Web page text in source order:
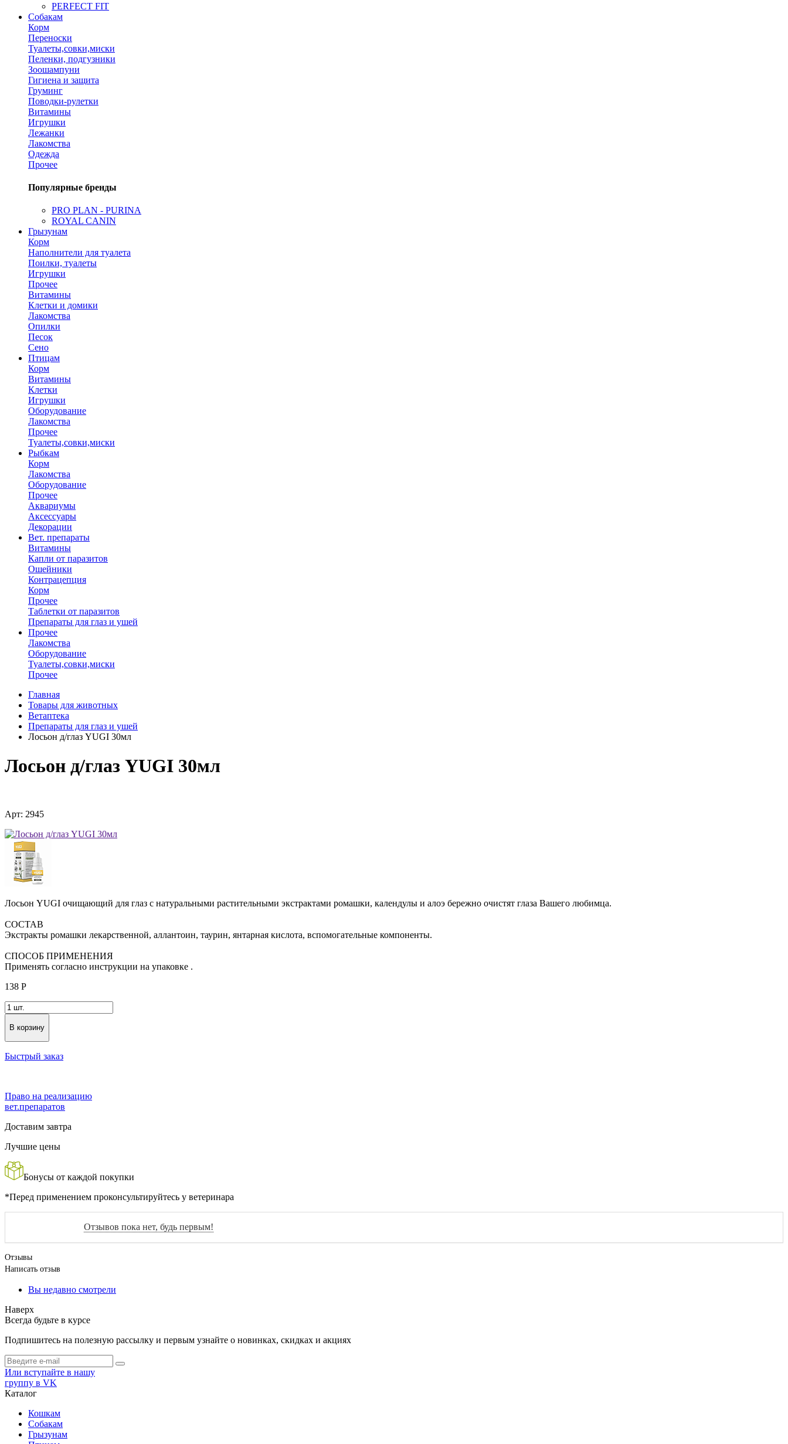
PERFECT FIT
Собакам
Корм
Переноски
Туалеты,совки,миски
Пеленки, подгузники
Зоошампуни
Гигиена и защита
Груминг
Поводки-рулетки
Витамины
Игрушки
Лежанки
Лакомства
Одежда
Прочее
Популярные бренды
PRO PLAN - PURINA
ROYAL CANIN
Грызунам
Корм
Наполнители для туалета
Поилки, туалеты
Игрушки
Прочее
Витамины
Клетки и домики
Лакомства
Опилки
Песок
Сено
Птицам
Корм
Витамины
Клетки
Игрушки
Оборудование
Лакомства
Прочее
Туалеты,совки,миски
Рыбкам
Корм
Лакомства
Оборудование
Прочее
Аквариумы
Аксессуары
Декорации
Вет. препараты
Витамины
Капли от паразитов
Ошейники
Контрацепция
Корм
Прочее
Таблетки от паразитов
Препараты для глаз и ушей
Прочее
Лакомства
Оборудование
Туалеты,совки,миски
Прочее
Главная
Товары для животных
Ветаптека
Препараты для глаз и ушей
Лосьон д/глаз YUGI 30мл
Лосьон д/глаз YUGI 30мл
Арт: 2945
Лосьон YUGI очищающий для глаз с натуральными растительными экстрактами ромашки, календулы и алоэ бережно очистят глаза Вашего любимца.
СОСТАВ
Экстракты ромашки лекарственной, аллантоин, таурин, янтарная кислота, вспомогательные компоненты.
СПОСОБ ПРИМЕНЕНИЯ
Применять согласно инструкции на упаковке .
138 Р
В корзину
Быстрый заказ
Право на реализацию
вет.препаратов
Доставим завтра
Лучшие цены
Бонусы от каждой покупки
*Перед применением проконсультируйтесь у ветеринара
Отзывов пока нет, будь первым!
Отзывы
Написать отзыв
Вы недавно смотрели
Наверх
Всегда будьте в курсе
Подпишитесь на полезную рассылку и первым узнайте о новинках, скидках и акциях
Или вступайте в нашу
группу в VK
Каталог
Кошкам
Собакам
Грызунам